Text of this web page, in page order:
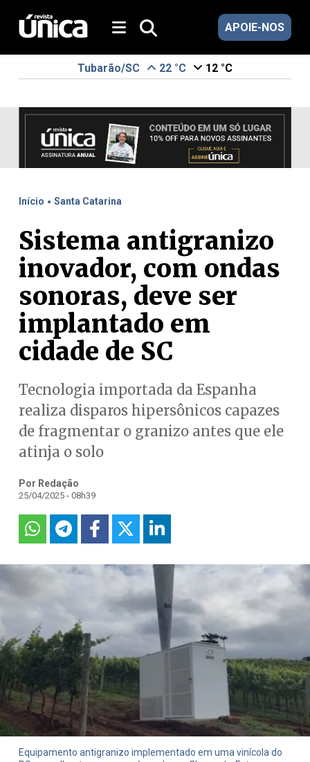
APOIE-NOS
Tubarão/SC 22 °C 12 °C
Início . Santa Catarina
Sistema antigranizo
inovador, com ondas
sonoras, deve ser
implantado em
cidade de SC
Tecnologia importada da Espanha
realiza disparos hipersônicos capazes
de fragmentar o granizo antes que ele
atinja o solo
Por Redação
25/04/2025 - 08h39
Equipamento antigranizo implementado em uma vinícola do